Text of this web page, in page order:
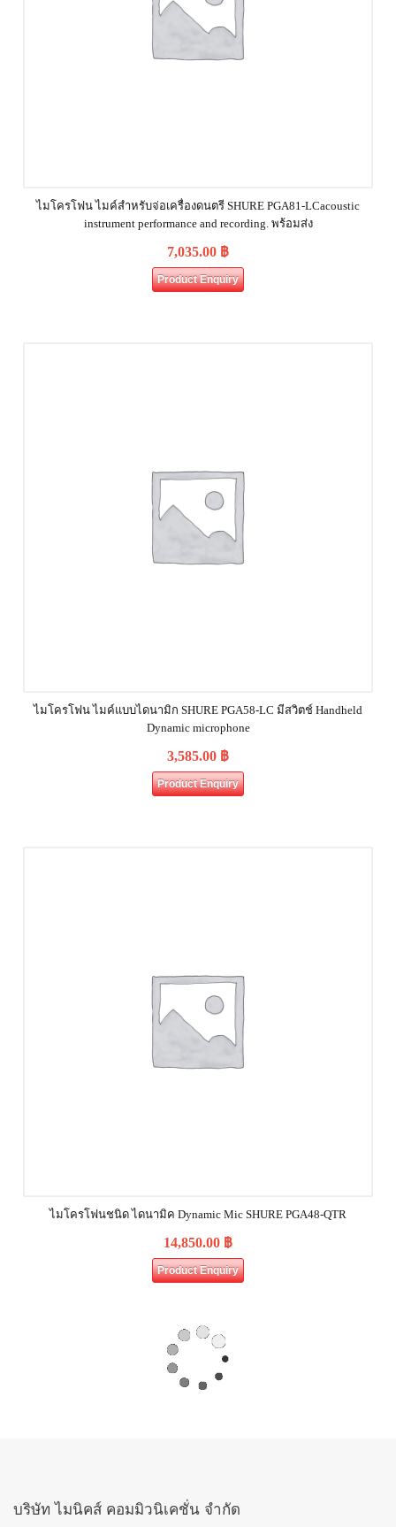
ไมโครโฟน ไมค์สำหรับจ่อเครื่องดนตรี SHURE PGA81-LCacoustic
instrument performance and recording. พร้อมส่ง
7,035.00 ฿
Product Enquiry
ไมโครโฟน ไมค์แบบไดนามิก SHURE PGA58-LC มีสวิตช์ Handheld
Dynamic microphone
3,585.00 ฿
Product Enquiry
ไมโครโฟนชนิด ไดนามิค Dynamic Mic SHURE PGA48‐QTR
14,850.00 ฿
Product Enquiry
บริษัท ไมนิคส์ คอมมิวนิเคชั่น จำกัด